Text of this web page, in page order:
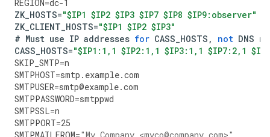
REGION=dc-1
ZK_HOSTS="$IP1 $IP2 $IP3 $IP7 $IP8 $IP9:observer"
ZK_CLIENT_HOSTS="$IP1 $IP2 $IP3"
# Must use IP addresses for CASS_HOSTS , not DNS
CASS_HOSTS="$IP1:1,1 $IP2:1,1 $IP3:1,1 $IP7:2,1
SKIP_SMTP=n
SMTPHOST=smtp . example.com
SMTPUSER=smtp@example.com
SMTPPASSWORD=smtppwd
SMTPSSL=n
SMTPPORT=25